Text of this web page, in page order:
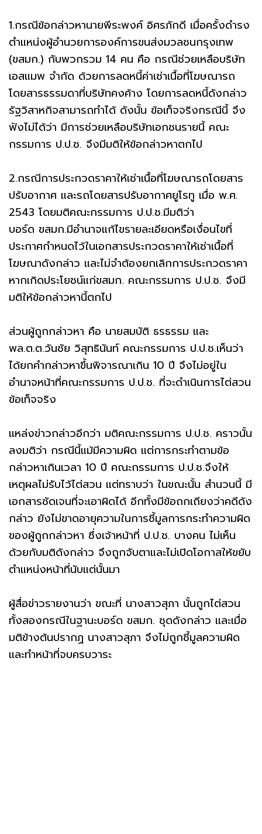
1.กรณีข้อกล่าวหานายพีระพงศ์ อิศรภักดี เมื่อครั้งดำรง
ตำแหน่งผู้อำนวยการองค์การขนส่งมวลชนกรุงเทพ
(ขสมก.) กับพวกรวม 14 คน คือ กรณีช่วยเหลือบริษัท
เอสแมพ จำกัด ด้วยการลดหนี้ค่าเช่าเนื้อที่โฆษณารถ
โดยสารธรรมดาที่บริษัทคงค้าง โดยการลดหนี้ดังกล่าว
รัฐวิสาหกิจสามารถทำได้ ดังนั้น ข้อเท็จจริงกรณีนี้ จึง
ฟังไม่ได้ว่า มีการช่วยเหลือบริษัทเอกชนรายนี้ คณะ
กรรมการ ป.ป.ช. จึงมีมติให้ข้อกล่าวหาตกไป
2.กรณีการประกวดราคาให้เช่าเนื้อที่โฆษณารถโดยสาร
ปรับอากาศ และรถโดยสารปรับอากาศยูโรทู เมื่อ พ.ศ.
2543 โดยมติคณะกรรมการ ป.ป.ช.มีมติว่า
บอร์ด ขสมก.มีอำนาจแก้ไขรายละเอียดหรือเงื่อนไขที่
ประกาศกำหนดไว้ในเอกสารประกวดราคาให้เช่าเนื้อที่
โฆษณาดังกล่าว และไม่จำต้องยกเลิกการประกวดราคา
หากเกิดประโยชน์แก่ขสมก. คณะกรรมการ ป.ป.ช. จึงมี
มติให้ข้อกล่าวหานี้ตกไป
ส่วนผู้ถูกกล่าวหา คือ นายสมบัติ ธรธรรม และ
พล.ต.ต.วันชัย วิสุทธินันท์ คณะกรรมการ ป.ป.ช.เห็นว่า
ได้ยกคำกล่าวหาขึ้นพิจารณาเกิน 10 ปี จึงไม่อยู่ใน
อำนาจหน้าที่คณะกรรมการ ป.ป.ช. ที่จะดำเนินการไต่สวน
ข้อเท็จจริง
เเหล่งข่าวกล่าวอีกว่า มติคณะกรรมการ ป.ป.ช. คราวนั้น
ลงมติว่า กรณีนี้แม้มีความผิด แต่การกระทำตามข้อ
กล่าวหาเกินเวลา 10 ปี คณะกรรมการ ป.ป.ช.จึงให้
เหตุผลไม่รับไว้ไต่สวน แต่ทราบว่า ในขณะนั้น สำนวนนี้ มี
เอกสารชัดเจนที่จะเอาผิดได้ อีกทั้งมีข้อถกเถียงว่าคดีดัง
กล่าว ยังไม่ขาดอายุความในการชี้มูลการกระทำความผิด
ของผู้ถูกกล่าวหา ซึ่งเจ้าหน้าที่ ป.ป.ช. บางคน ไม่เห็น
ด้วยกับมติดังกล่าว จึงถูกจับตาและไม่เปิดโอกาสให้ขยับ
ตำแหน่งหน้าที่นับแต่นั้นมา
ผู้สื่อข่าวรายงานว่า ขณะที่ นางสาวสุภา นั้นถูกไต่สวน
ทั้งสองกรณีในฐานะบอร์ด ขสมก. ชุดดังกล่าว เเละเมื่อ
มติข้างต้นปรากฏ นางสาวสุภา จึงไม่ถูกชี้มูลความผิด
เเละทำหน้าที่จบครบวาระ